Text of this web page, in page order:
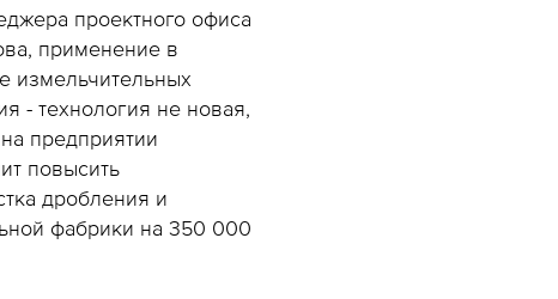
проектного офиса
применение в
измельчительных
- технология не новая,
предприятии
повысить
дробления и
фабрики на 350 000